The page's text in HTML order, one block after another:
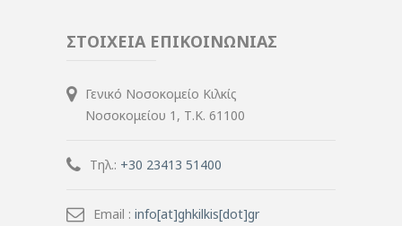
ΣΤΟΙΧΕΙΑ ΕΠΙΚΟΙΝΩΝΙΑΣ
Γενικό Νοσοκομείο Κιλκίς
Νοσοκομείου 1, Τ.Κ. 61100
Τηλ.: +30 23413 51400
Email : info[at]ghkilkis[dot]gr